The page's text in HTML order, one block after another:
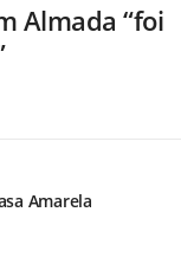
Almada “foi
Amarela